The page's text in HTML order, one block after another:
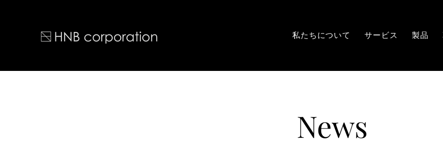
私たちについて サービス 製品
News